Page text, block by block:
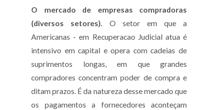
O mercado de empresas compradoras
(diversos setores). O setor em que a
Americanas - em Recuperacao Judicial atua é
intensivo em capital e opera com cadeias de
suprimentos longas, em que grandes
compradores concentram poder de compra e
ditam prazos. É da natureza desse mercado que
os pagamentos a fornecedores aconteçam